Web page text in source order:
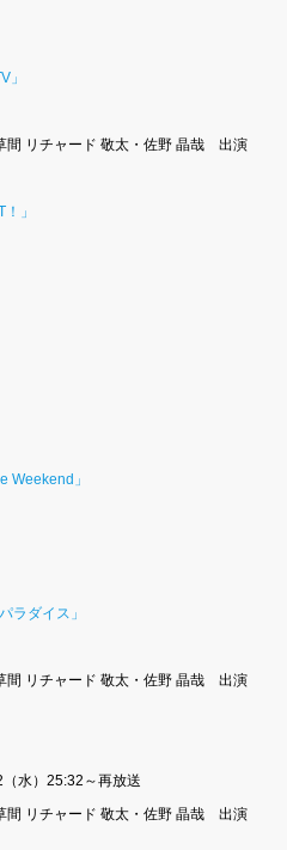
」
間 リチャード 敬太・佐野 晶哉 出演
」
Weekend」
ラダイス」
間 リチャード 敬太・佐野 晶哉 出演
水）25:32～再放送
間 リチャード 敬太・佐野 晶哉 出演